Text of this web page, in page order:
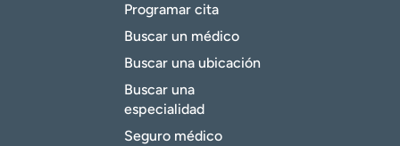
Programar cita
Buscar un médico
Buscar una ubicación
Buscar una
especialidad
Seguro médico